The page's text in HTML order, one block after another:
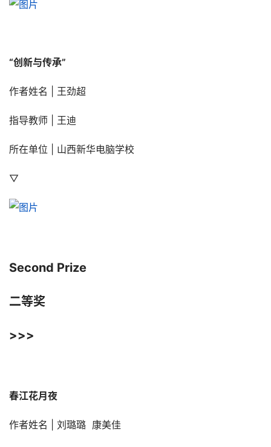
“创新与传承”
作者姓名 | 王劲超
指导教师 | 王迪
所在单位 | 山西新华电脑学校
▽
Second Prize
二等奖
>>>
春江花月夜
作者姓名 | 刘璐璐  康美佳